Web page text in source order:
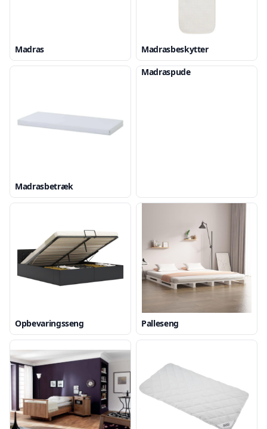
Madras Madrasbeskytter
Madrasbetræk
Madraspude
Opbevaringsseng Palleseng